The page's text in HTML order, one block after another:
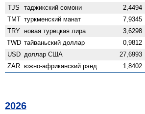
TJS таджикский сомони 2,4494
TMT туркменский манат 7,9345
TRY новая турецкая лира 3,6298
TWD тайваньский доллар 0,9812
USD доллар США 27,6993
ZAR южно-африканский рэнд 1,8402
2026